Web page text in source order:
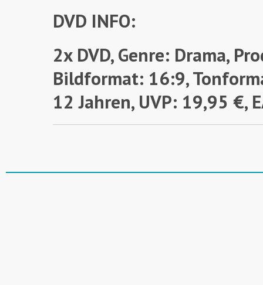
DVD INFO:
2x DVD, Genre: Drama,
Bildformat: 16:9,
12 Jahren, UVP: 19,95 €,